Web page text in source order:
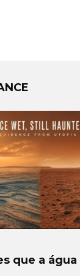
que a